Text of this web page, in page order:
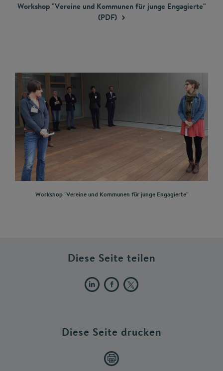
Workshop "Vereine und Kommunen für junge Engagierte"
(PDF)
Workshop "Vereine und Kommunen für junge Engagierte"
Diese Seite teilen
Diese Seite drucken